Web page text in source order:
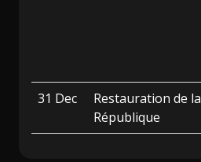
31 Dec
Restauration de la
République